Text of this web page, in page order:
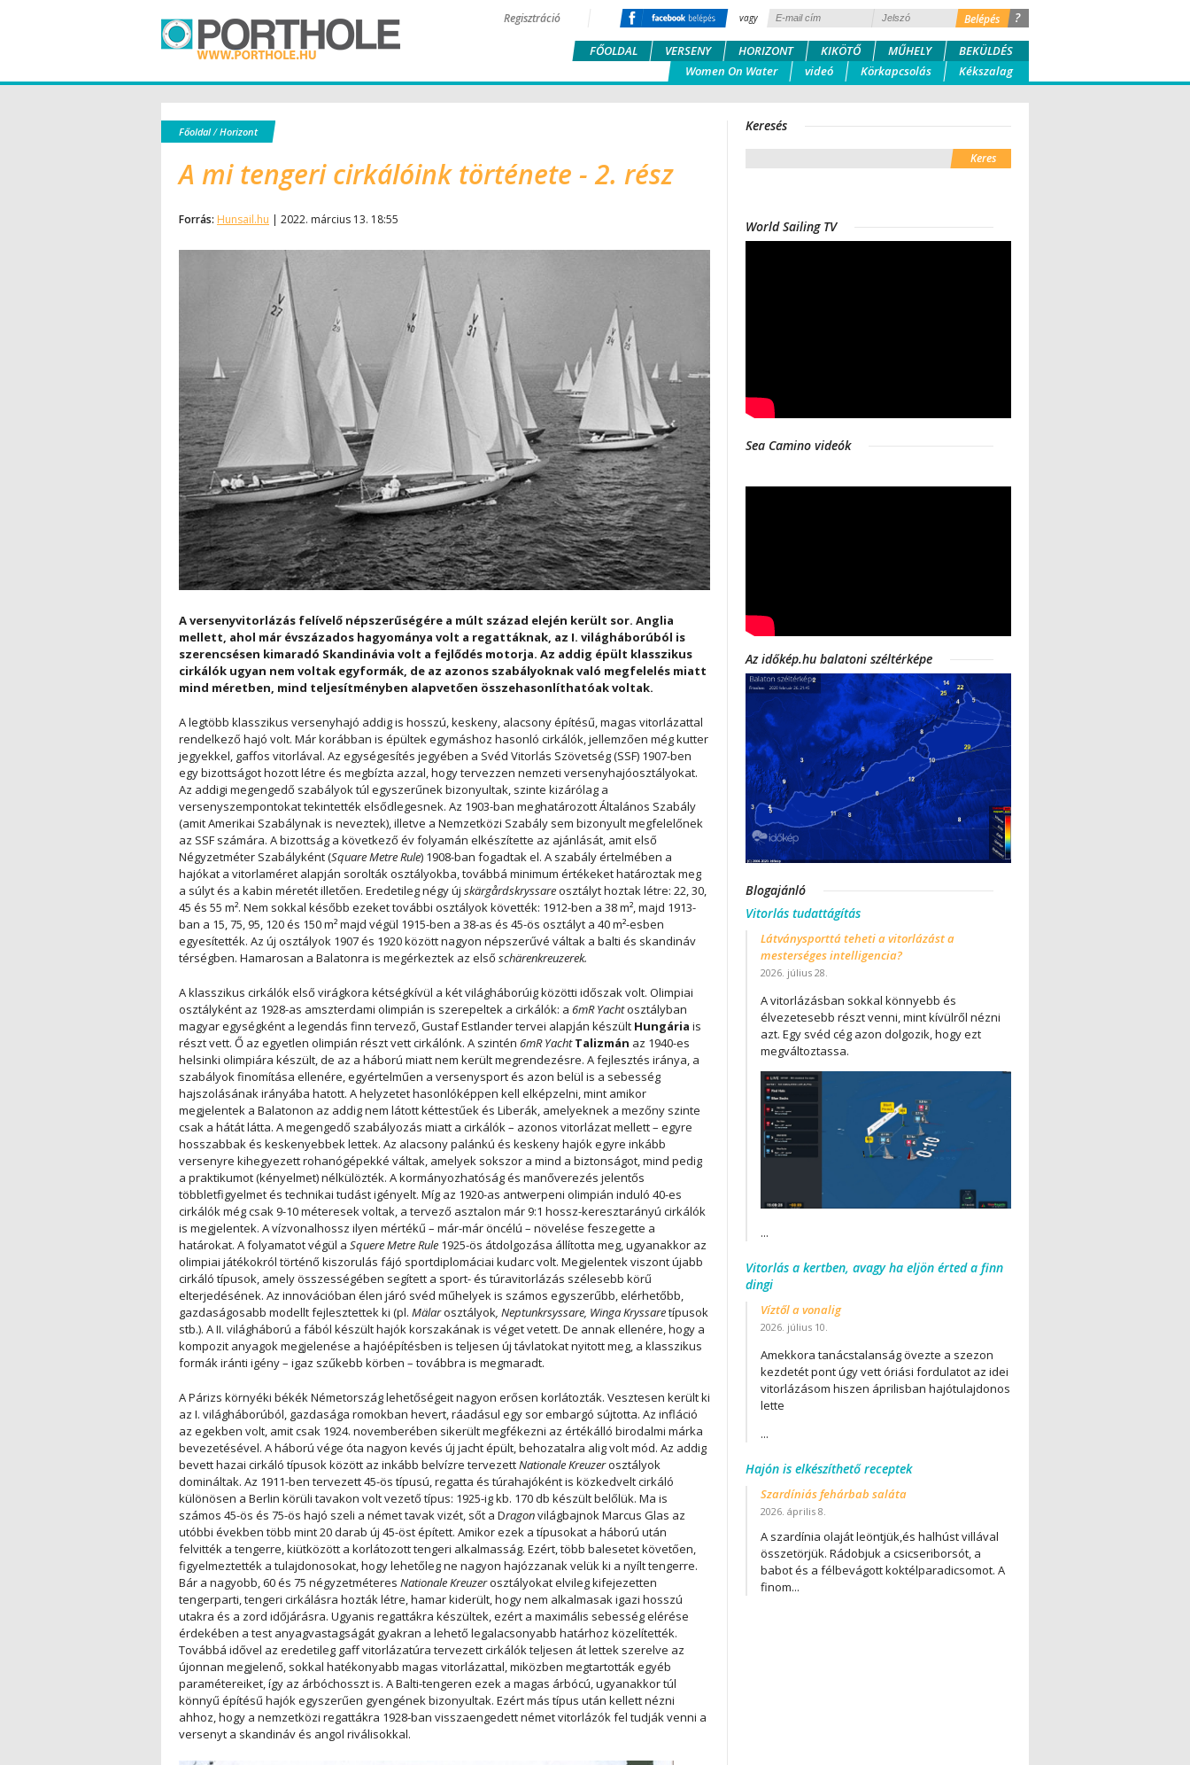
?
vagy
Regisztráció
FŐOLDAL VERSENY HORIZONT KIKÖTŐ MŰHELY
BEKÜLDÉS
Women On Water
videó Körkapcsolás Kékszalag
Főoldal/Horizont
A mi tengeri cirkálóink története - 2. rész
Forrás: Hunsail.hu | 2022. március 13. 18:55
A versenyvitorlázás felívelő népszerűségére a múlt század elején került sor. Anglia
mellett, ahol már évszázados hagyománya volt a regattáknak, az I. világháborúból is
szerencsésen kimaradó Skandinávia volt a fejlődés motorja. Az addig épült klasszikus
cirkálók ugyan nem voltak egyformák, de az azonos szabályoknak való megfelelés miatt
mind méretben, mind teljesítményben alapvetően összehasonlíthatóak voltak.
A legtöbb klasszikus versenyhajó addig is hosszú, keskeny, alacsony építésű, magas vitorlázattal
rendelkező hajó volt. Már korábban is épültek egymáshoz hasonló cirkálók, jellemzően még kutter
jegyekkel, gaffos vitorlával. Az egységesítés jegyében a Svéd Vitorlás Szövetség (SSF) 1907-ben
egy bizottságot hozott létre és megbízta azzal, hogy tervezzen nemzeti versenyhajóosztályokat.
Az addigi megengedő szabályok túl egyszerűnek bizonyultak, szinte kizárólag a
versenyszempontokat tekintették elsődlegesnek. Az 1903-ban meghatározott Általános Szabály
(amit Amerikai Szabálynak is neveztek), illetve a Nemzetközi Szabály sem bizonyult megfelelőnek
az SSF számára. A bizottság a következő év folyamán elkészítette az ajánlását, amit első
Négyzetméter Szabályként (Square Metre Rule) 1908-ban fogadtak el. A szabály értelmében a
hajókat a vitorlaméret alapján sorolták osztályokba, továbbá minimum értékeket határoztak meg
a súlyt és a kabin méretét illetően. Eredetileg négy új skärgårdskryssareosztályt hoztak létre: 22, 30,
45 és 55 m². Nem sokkal később ezeket további osztályok követték: 1912-ben a 38 m², majd 1913-
ban a 15, 75, 95, 120 és 150 m² majd végül 1915-ben a 38-as és 45-ös osztályt a 40 m²-esben
egyesítették. Az új osztályok 1907 és 1920 között nagyon népszerűvé váltak a balti és skandináv
térségben. Hamarosan a Balatonra is megérkeztek az első schärenkreuzerek.
A klasszikus cirkálók első virágkora kétségkívül a két világháborúig közötti időszak volt. Olimpiai
osztályként az 1928-as amszterdami olimpián is szerepeltek a cirkálók: a 6mR Yachtosztályban
magyar egységként a legendás finn tervező, Gustaf Estlander tervei alapján készült Hungária is
részt vett. Ő az egyetlen olimpián részt vett cirkálónk. A szintén 6mR YachtTalizmán az 1940-es
helsinki olimpiára készült, de az a háború miatt nem került megrendezésre. A fejlesztés iránya, a
szabályok finomítása ellenére, egyértelműen a versenysport és azon belül is a sebesség
hajszolásának irányába hatott. A helyzetet hasonlóképpen kell elképzelni, mint amikor
megjelentek a Balatonon az addig nem látott kéttestűek és Liberák, amelyeknek a mezőny szinte
csak a hátát látta. A megengedő szabályozás miatt a cirkálók – azonos vitorlázat mellett – egyre
hosszabbak és keskenyebbek lettek. Az alacsony palánkú és keskeny hajók egyre inkább
versenyre kihegyezett rohanógépekké váltak, amelyek sokszor a mind a biztonságot, mind pedig
a praktikumot (kényelmet) nélkülözték. A kormányozhatóság és manőverezés jelentős
többletfigyelmet és technikai tudást igényelt. Míg az 1920-as antwerpeni olimpián induló 40-es
cirkálók még csak 9-10 méteresek voltak, a tervező asztalon már 9:1 hossz-keresztarányú cirkálók
is megjelentek. A vízvonalhossz ilyen mértékű – már-már öncélú – növelése feszegette a
határokat. A folyamatot végül a Squere Metre Rule 1925-ös átdolgozása állította meg, ugyanakkor az
olimpiai játékokról történő kiszorulás fájó sportdiplomáciai kudarc volt. Megjelentek viszont újabb
cirkáló típusok, amely összességében segített a sport- és túravitorlázás szélesebb körű
elterjedésének. Az innovációban élen járó svéd műhelyek is számos egyszerűbb, elérhetőbb,
gazdaságosabb modellt fejlesztettek ki (pl. Mälarosztályok , Neptunkrsyssare, Winga Kryssaretípusok
stb.). A II. világháború a fából készült hajók korszakának is véget vetett. De annak ellenére, hogy a
kompozit anyagok megjelenése a hajóépítésben is teljesen új távlatokat nyitott meg, a klasszikus
formák iránti igény – igaz szűkebb körben – továbbra is megmaradt.
A Párizs környéki békék Németország lehetőségeit nagyon erősen korlátozták. Vesztesen került ki
az I. világháborúból, gazdasága romokban hevert, ráadásul egy sor embargó sújtotta. Az infláció
az egekben volt, amit csak 1924. novemberében sikerült megfékezni az értékálló birodalmi márka
bevezetésével. A háború vége óta nagyon kevés új jacht épült, behozatalra alig volt mód. Az addig
bevett hazai cirkáló típusok között az inkább belvízre tervezettNationale Kreuzerosztályok
domináltak. Az 1911-ben tervezett 45-ös típusú, regatta és túrahajóként is közkedvelt cirkáló
különösen a Berlin körüli tavakon volt vezető típus: 1925-ig kb. 170 db készült belőlük. Ma is
számos 45-ös és 75-ös hajó szeli a német tavak vizét, sőt a Dragonvilágbajnok Marcus Glas az
utóbbi években több mint 20 darab új 45-öst épített. Amikor ezek a típusokat a háború után
felvitték a tengerre, kiütközött a korlátozott tengeri alkalmasság. Ezért, több balesetet követően,
figyelmeztették a tulajdonosokat, hogy lehetőleg ne nagyon hajózzanak velük ki a nyílt tengerre.
Bár a nagyobb, 60 és 75 négyzetméteres Nationale Kreuzerosztályokat elvileg kifejezetten
tengerparti, tengeri cirkálásra hozták létre, hamar kiderült, hogy nem alkalmasak igazi hosszú
utakra és a zord időjárásra. Ugyanis regattákra készültek, ezért a maximális sebesség elérése
érdekében a test anyagvastagságát gyakran a lehető legalacsonyabb határhoz közelítették.
Továbbá idővel az eredetileg gaff vitorlázatúra tervezett cirkálók teljesen át lettek szerelve az
újonnan megjelenő, sokkal hatékonyabb magas vitorlázattal, miközben megtartották egyéb
paramétereiket, így az árbóchosszt is. A Balti-tengeren ezek a magas árbócú, ugyanakkor túl
könnyű építésű hajók egyszerűen gyengének bizonyultak. Ezért más típus után kellett nézni
ahhoz, hogy a nemzetközi regattákra 1928-ban visszaengedett német vitorlázók fel tudják venni a
versenyt a skandináv és angol riválisokkal.
Keresés
World Sailing TV
Sea Camino videók
Az időkép.hu balatoni széltérképe
Blogajánló
Vitorlás tudattágítás
Látványsporttá teheti a vitorlázást a
mesterséges intelligencia?
2026. július 28.
A vitorlázásban sokkal könnyebb és
élvezetesebb részt venni, mint kívülről nézni
azt. Egy svéd cég azon dolgozik, hogy ezt
megváltoztassa.
...
Vitorlás a kertben, avagy ha eljön érted a finn
dingi
Víztől a vonalig
2026. július 10.
Amekkora tanácstalanság övezte a szezon
kezdetét pont úgy vett óriási fordulatot az idei
vitorlázásom hiszen áprilisban hajótulajdonos
lette
...
Hajón is elkészíthető receptek
Szardíniás fehárbab saláta
2026. április 8.
A szardínia olaját leöntjük,és halhúst villával
összetörjük. Rádobjuk a csicseriborsót, a
babot és a félbevágott koktélparadicsomot. A
finom...